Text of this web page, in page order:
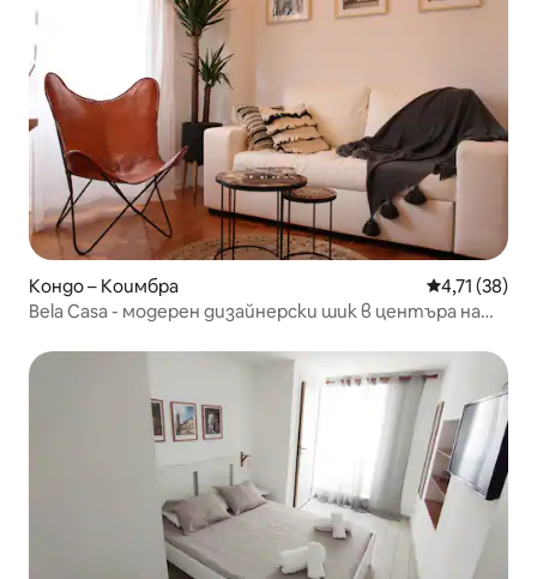
Кондо – Коимбра Средна
4,71 (38)
Bela Casa - модерен дизайнерски шик в центъра на